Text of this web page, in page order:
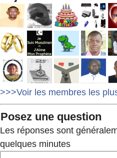
>>>Voir les membres les
Posez une question
Les réponses sont
quelques minutes